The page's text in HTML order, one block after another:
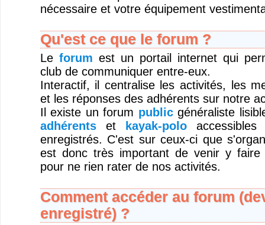
nécessaire et votre équipement
Qu'est ce que le forum ?
Le forum est un portail internet qui
club de communiquer entre-eux.
Interactif, il centralise les activités, les
et les réponses des adhérents sur notre
Il existe un forum publicgénéraliste
adhérentset kayak-poloaccessibles
enregistrés. C'est sur ceux-ci que
est donc très important de venir y faire
pour ne rien rater de nos activités.
Comment accéder au forum
enregistré) ?